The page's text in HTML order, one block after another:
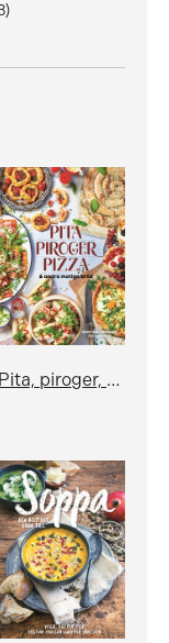
Pita, piroger, pizza & andra matiga bröd